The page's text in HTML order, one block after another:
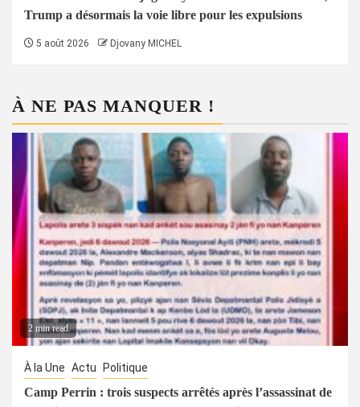
Trump a désormais la voie libre pour les expulsions
5 août 2026 Djovany MICHEL
À NE PAS MANQUER !
2 min read
À la Une Actu Politique
Camp Perrin : trois suspects arrêtés après l’assassinat de